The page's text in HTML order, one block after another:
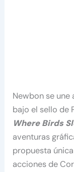
Newbon se
bajo el sello de
Where Birds
aventuras
propuesta
acciones de